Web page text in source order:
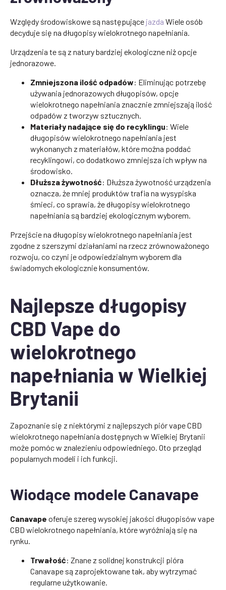
Względy środowiskowe są następujące jazda Wiele osób
decyduje się na długopisy wielokrotnego napełniania.
Urządzenia te są z natury bardziej ekologiczne niż opcje
jednorazowe.
Zmniejszona ilość odpadów: Eliminując potrzebę
używania jednorazowych długopisów, opcje
wielokrotnego napełniania znacznie zmniejszają ilość
odpadów z tworzyw sztucznych.
Materiały nadające się do recyklingu: Wiele
długopisów wielokrotnego napełniania jest
wykonanych z materiałów, które można poddać
recyklingowi, co dodatkowo zmniejsza ich wpływ na
środowisko.
Dłuższa żywotność: Dłuższa żywotność urządzenia
oznacza, że mniej produktów trafia na wysypiska
śmieci, co sprawia, że długopisy wielokrotnego
napełniania są bardziej ekologicznym wyborem.
Przejście na długopisy wielokrotnego napełniania jest
zgodne z szerszymi działaniami na rzecz zrównoważonego
rozwoju, co czyni je odpowiedzialnym wyborem dla
świadomych ekologicznie konsumentów.
Najlepsze długopisy
CBD Vape do
wielokrotnego
napełniania w Wielkiej
Brytanii
Zapoznanie się z niektórymi z najlepszych piór vape CBD
wielokrotnego napełniania dostępnych w Wielkiej Brytanii
może pomóc w znalezieniu odpowiedniego. Oto przegląd
popularnych modeli i ich funkcji.
Wiodące modele Canavape
Canavape oferuje szereg wysokiej jakości długopisów vape
CBD wielokrotnego napełniania, które wyróżniają się na
rynku.
Trwałość: Znane z solidnej konstrukcji pióra
Canavape są zaprojektowane tak, aby wytrzymać
regularne użytkowanie.